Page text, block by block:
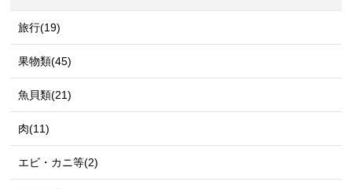
旅行(19)
果物類(45)
魚貝類(21)
肉(11)
エビ・カニ等(2)